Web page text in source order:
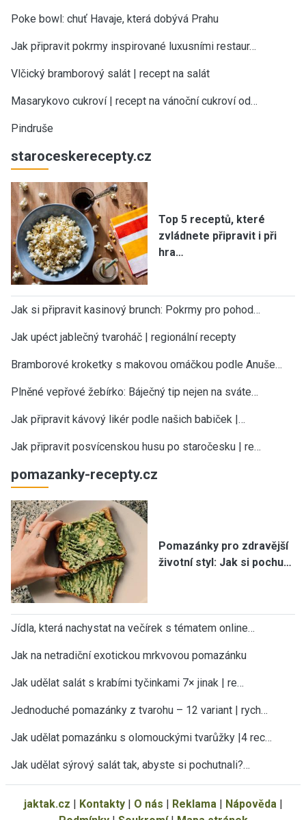
Poke bowl: chuť Havaje, která dobývá Prahu
Jak připravit pokrmy inspirované luxusními restaur…
Vlčický bramborový salát | recept na salát
Masarykovo cukroví | recept na vánoční cukroví od…
Pindruše
staroceskerecepty.cz
Top 5 receptů, které
zvládnete připravit i při
hra…
Jak si připravit kasinový brunch: Pokrmy pro pohod…
Jak upéct jablečný tvaroháč | regionální recepty
Bramborové kroketky s makovou omáčkou podle Anuše…
Plněné vepřové žebírko: Báječný tip nejen na sváte…
Jak připravit kávový likér podle našich babiček |…
Jak připravit posvícenskou husu po staročesku | re…
pomazanky-recepty.cz
Pomazánky pro zdravější
životní styl: Jak si pochu…
Jídla, která nachystat na večírek s tématem online…
Jak na netradiční exotickou mrkvovou pomazánku
Jak udělat salát s krabími tyčinkami 7× jinak | re…
Jednoduché pomazánky z tvarohu – 12 variant | rych…
Jak udělat pomazánku s olomouckými tvarůžky |4 rec…
Jak udělat sýrový salát tak, abyste si pochutnali?…
jaktak.cz | Kontakty| O nás | Reklama| Nápověda|